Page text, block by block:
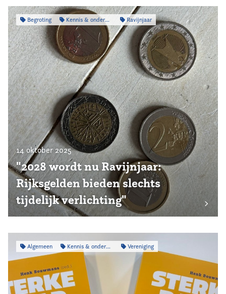
Begroting Kennis & onderzoek Ravijnjaar
14 oktober 2025
"2028 wordt nu Ravijnjaar:
Rijksgelden bieden slechts
tijdelijk verlichting"
Algemeen Kennis & onderzoek Vereniging